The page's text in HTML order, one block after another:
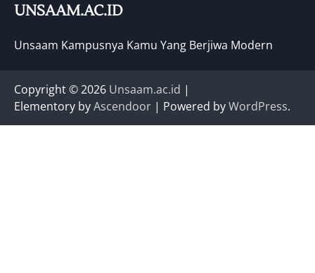
UNSAAM.AC.ID
Unsaam Kampusnya Kamu Yang Berjiwa Modern
Copyright © 2026 Unsaam.ac.id |
Elementory byAscendoor | Powered byWordPress.